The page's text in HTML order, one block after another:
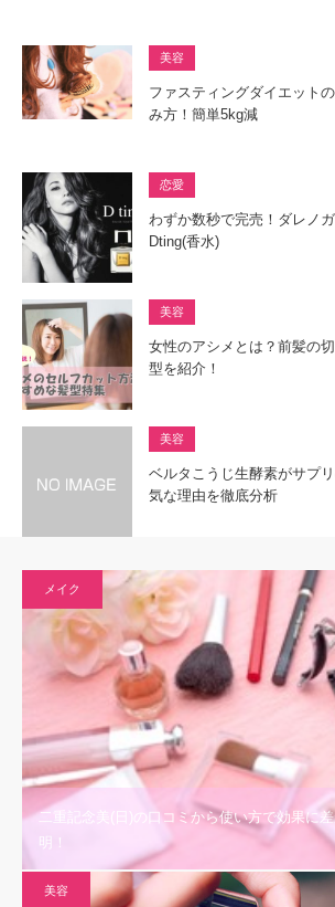
美容
ファスティングダイエット
み方！簡単5kg減
恋愛
わずか数秒で完売！ダレノ
Dting(香水)
美容
女性のアシメとは？前髪の
型を紹介！
美容
ベルタこうじ生酵素がサプ
気な理由を徹底分析
メイク
二重記念美(日)の口コミから使い方で効果に
明！
美容